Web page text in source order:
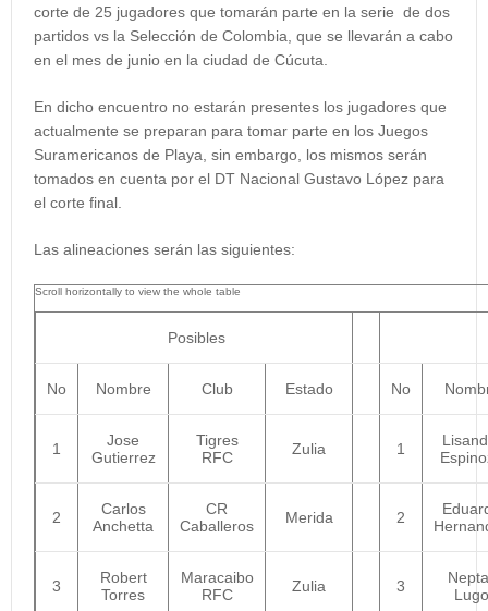
corte de 25 jugadores que tomarán parte en la serie de dos
partidos vs la Selección de Colombia, que se llevarán a cabo
en el mes de junio en la ciudad de Cúcuta.
En dicho encuentro no estarán presentes los jugadores que
actualmente se preparan para tomar parte en los Juegos
Suramericanos de Playa, sin embargo, los mismos serán
tomados en cuenta por el DT Nacional Gustavo López para
el corte final.
Las alineaciones serán las siguientes:
Posibles
No Nombre Club Estado No
1
Jose
Gutierrez
Tigres
RFC
Zulia 1
2
Carlos
Anchetta
CR
Caballeros
Merida 2
3
Robert
Torres
Maracaibo
RFC
Zulia 3
Lugo